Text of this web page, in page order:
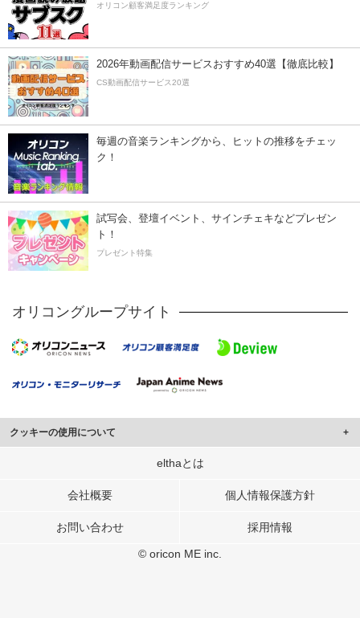
オリコン顧客満足度ランキング
2026年動画配信サービスおすすめ40選【徹底比較】
CS動画配信サービス20選
毎週の音楽ランキングから、ヒットの推移をチェッ
ク！
試写会、登壇イベント、サインチェキなどプレゼン
ト！
プレゼント特集
オリコングループサイト
クッキーの使用について
このサイトでは Cookie を使用して、ユーザーに合わせたコンテンツや広告の
行っています。
メディアや広告配信、データ解析の各パートナーに提供しています。
elthaとは
会社概要 個人情報保護方針
お問い合わせ 採用情報
© oricon ME inc.